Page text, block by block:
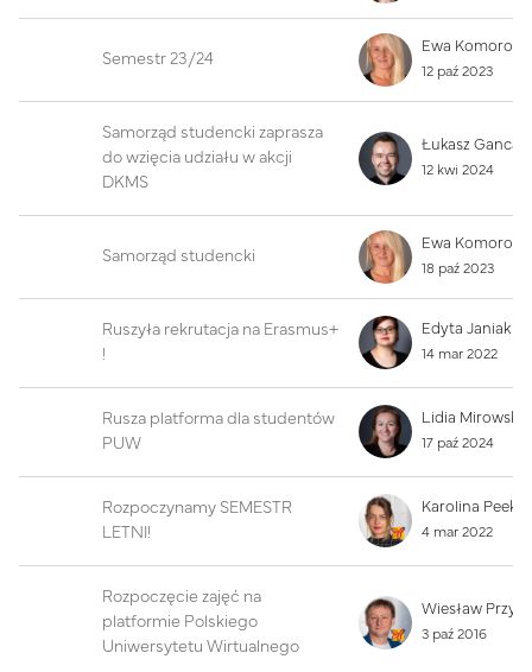
Semestr 23/24
12 paź 2023
Samorząd studencki zaprasza
do wzięcia udziału w akcji
DKMS
12 kwi 2024
Samorząd studencki
18 paź 2023
Ruszyła rekrutacja na Erasmus+
!
Edyta Janiak
14 mar 2022
Rusza platforma dla studentów
PUW
Lidia Mirowska
17 paź 2024
Rozpoczynamy SEMESTR
LETNI!
Karolina Peek
4 mar 2022
Rozpoczęcie zajęć na
platformie Polskiego
Uniwersytetu Wirtualnego
Wiesław
3 paź 2016